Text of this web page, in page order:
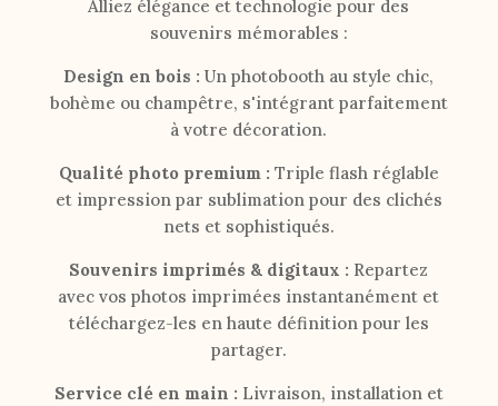
Alliez élégance et technologie pour des
souvenirs mémorables :
Design en bois : Un photobooth au style chic,
bohème ou champêtre, s'intégrant parfaitement
à votre décoration.
Qualité photo premium : Triple flash réglable
et impression par sublimation pour des clichés
nets et sophistiqués.
Souvenirs imprimés & digitaux : Repartez
avec vos photos imprimées instantanément et
téléchargez-les en haute définition pour les
partager.
Service clé en main : Livraison, installation et